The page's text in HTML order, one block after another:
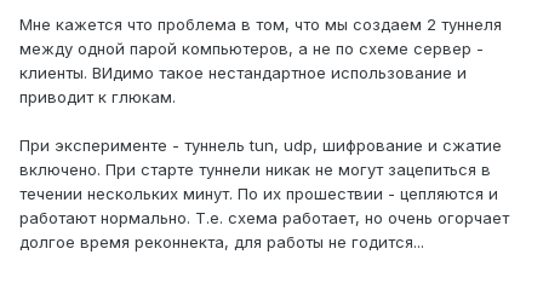
Мне кажется что проблема в том, что мы создаем 2 туннеля
между одной парой компьютеров, а не по схеме сервер -
клиенты. ВИдимо такое нестандартное использование и
приводит к глюкам.
При эксперименте - туннель tun, udp, шифрование и сжатие
включено. При старте туннели никак не могут зацепиться в
течении нескольких минут. По их прошествии - цепляются и
работают нормально. Т.е. схема работает, но очень огорчает
долгое время реконнекта, для работы не годится...